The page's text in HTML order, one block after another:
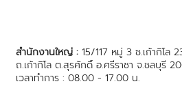
สำนักงานใหญ่ :15/117 หมู่ 3 ซ.เก้ากิโล
ถ.เก้ากิโล ต.สุรศักดิ์ อ.ศรีราชา จ.ชลบุรี
เวลาทำการ : 08.00 - 17.00 น.